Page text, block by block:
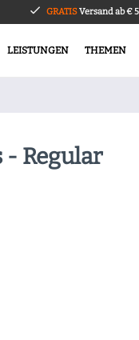
GRATISVersand ab €
LEISTUNGEN THEMEN
- Regular